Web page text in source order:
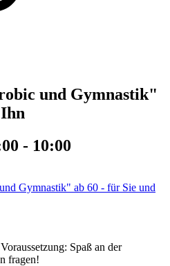
und Gymnastik"
- 10:00
Gymnastik" ab 60 - für Sie und
Spaß an der
fragen!